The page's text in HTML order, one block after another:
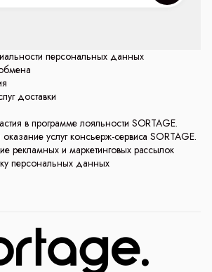
персональных данных
доставки
в программе лояльности SORTAGE.
услуг консьерж-сервиса SORTAGE.
рекламных и маркетинговых рассылок
персональных данных